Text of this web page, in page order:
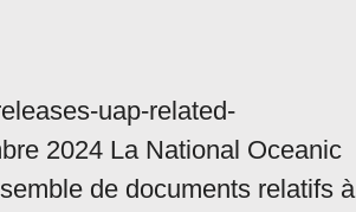
uap-related-
2024 La National Oceanic
de documents relatifs à